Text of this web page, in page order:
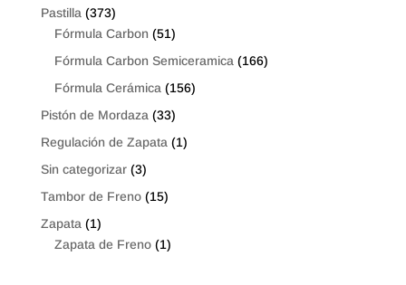
Pastilla (373)
Fórmula Carbon (51)
Fórmula Carbon Semiceramica (166)
Fórmula Cerámica (156)
Pistón de Mordaza (33)
Regulación de Zapata (1)
Sin categorizar (3)
Tambor de Freno (15)
Zapata (1)
Zapata de Freno (1)